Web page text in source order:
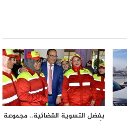
بفضل التسوية القضائية.. مجموعة